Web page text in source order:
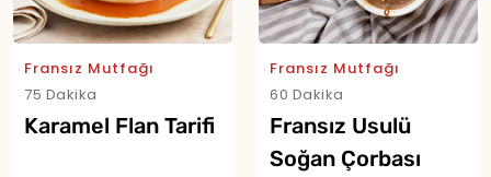
Fransız Mutfağı
75 Dakika
Karamel Flan Tarifi
Fransız Mutfağı
60 Dakika
Fransız Usulü
Soğan Çorbası